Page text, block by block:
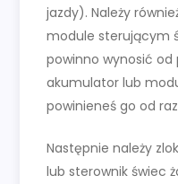
jazdy). Należy
module sterującym
powinno wynosić od
akumulator lub
powinieneś go od
Następnie należy
lub sterownik świec